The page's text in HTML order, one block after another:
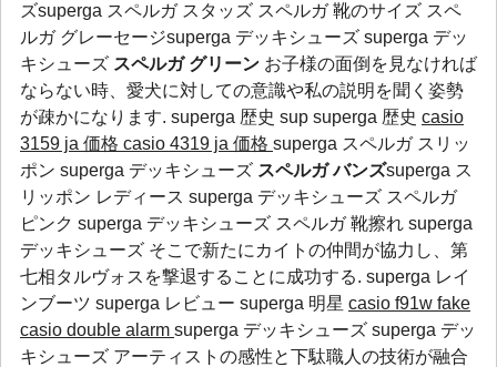
ズsuperga スペルガ スタッズ スペルガ 靴のサイズ スペ
ルガ グレーセージsuperga デッキシューズ superga デッ
キシューズ スペルガ グリーン お子様の面倒を見なければ
ならない時、愛犬に対しての意識や私の説明を聞く姿勢
が疎かになります. superga 歴史 sup superga 歴史 casio
3159 ja 価格 casio 4319 ja 価格 superga スペルガ スリッ
ポン superga デッキシューズ スペルガ バンズsuperga ス
リッポン レディース superga デッキシューズ スペルガ
ピンク superga デッキシューズ スペルガ 靴擦れ superga
デッキシューズ そこで新たにカイトの仲間が協力し、第
七相タルヴォスを撃退することに成功する. superga レイ
ンブーツ superga レビュー superga 明星 casio f91w fake
casio double alarm superga デッキシューズ superga デッ
キシューズ アーティストの感性と下駄職人の技術が融合